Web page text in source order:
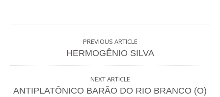
PREVIOUS ARTICLE
HERMOGÊNIO SILVA
NEXT ARTICLE
ANTIPLATÔNICO BARÃO DO RIO BRANCO (O)